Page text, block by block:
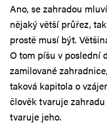
Ano, se zahradou
nějaký větší průřez,
prostě musí být.
O tom píšu v poslední
zamilované
taková kapitola o
člověk tvaruje
tvaruje jeho.